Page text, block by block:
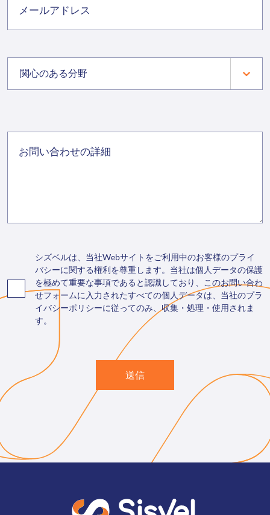
関心のある分野
シズベルは、当社Webサイトをご利用中のお客様のプライ
バシーに関する権利を尊重します。当社は個人データの保護
を極めて重要な事項であると認識しており、このお問い合わ
せフォームに入力されたすべての個人データは、当社のプラ
イバシーポリシーに従ってのみ、収集・処理・使用されま
す。
送信